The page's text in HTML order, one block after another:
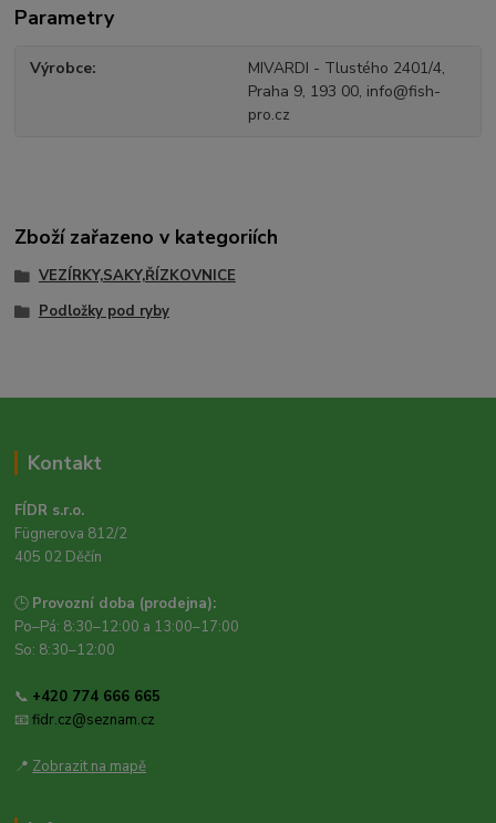
Parametry
Výrobce
MIVARDI - Tlustého 2401/4,
Praha 9, 193 00, info@fish-
pro.cz
Zboží zařazeno v kategoriích
VEZÍRKY,SAKY,ŘÍZKOVNICE
Podložky pod ryby
Kontakt
FÍDR s.r.o.
Fügnerova 812/2
405 02 Děčín
🕒 Provozní doba (prodejna):
Po–Pá: 8:30–12:00 a 13:00–17:00
So: 8:30–12:00
📞 +420 774 666 665
📧fidr.cz@seznam.cz
📍 Zobrazit na mapě